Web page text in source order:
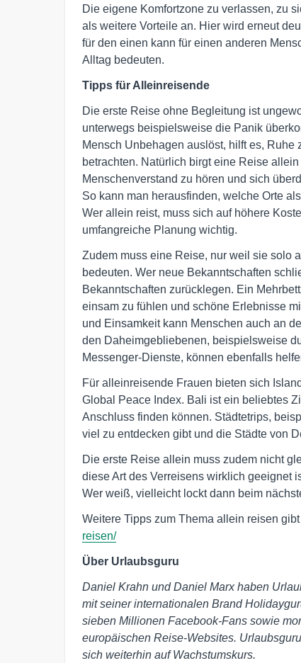
Die eigene Komfortzone zu verlassen, zu
als weitere Vorteile an. Hier wird erneut
für den einen kann für einen anderen
Alltag bedeuten.
Tipps für Alleinreisende
Die erste Reise ohne Begleitung ist
unterwegs beispielsweise die Panik
Mensch Unbehagen auslöst, hilft es,
betrachten. Natürlich birgt eine Reise
Menschenverstand zu hören und sich
So kann man herausfinden, welche Orte
Wer allein reist, muss sich auf höhere
umfangreiche Planung wichtig.
Zudem muss eine Reise, nur weil sie solo
bedeuten. Wer neue Bekanntschaften
Bekanntschaften zurücklegen. Ein
einsam zu fühlen und schöne Erlebnisse
und Einsamkeit kann Menschen auch an
den Daheimgebliebenen, beispielsweise
Messenger-Dienste, können ebenfalls
Für alleinreisende Frauen bieten sich
Global Peace Index. Bali ist ein beliebtes
Anschluss finden können. Städtetrips,
viel zu entdecken gibt und die Städte von
Die erste Reise allein muss zudem nicht
diese Art des Verreisens wirklich geeignet
Wer weiß, vielleicht lockt dann beim
Weitere Tipps zum Thema allein reisen
reisen/
Über Urlaubsguru
Daniel Krahn und Daniel Marx haben
mit seiner internationalen Brand
sieben Millionen Facebook-Fans sowie
europäischen Reise-Websites.
sich weiterhin auf Wachstumskurs.